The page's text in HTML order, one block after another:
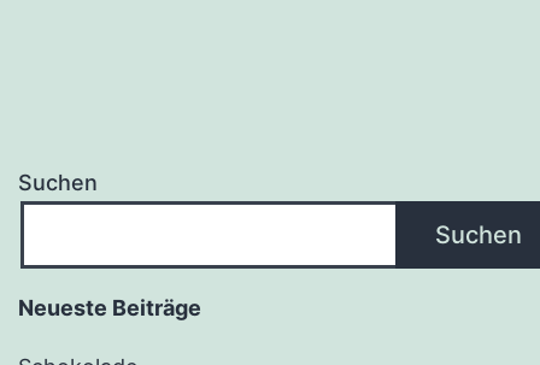
Suchen
Suchen
Neueste Beiträge